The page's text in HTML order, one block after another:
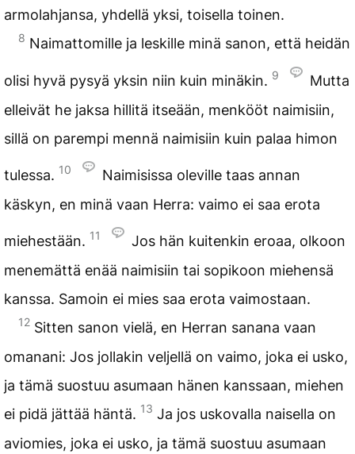
armolahjansa, yhdellä yksi, toisella toinen.
8 Naimattomille ja leskille minä sanon, että heidän
olisi hyvä pysyä yksin niin kuin minäkin. 9
Mutta
elleivät he jaksa hillitä itseään, menkööt naimisiin,
sillä on parempi mennä naimisiin kuin palaa himon
tulessa. 10
Naimisissa oleville taas annan
käskyn, en minä vaan Herra: vaimo ei saa erota
miehestään. 11
Jos hän kuitenkin eroaa, olkoon
menemättä enää naimisiin tai sopikoon miehensä
kanssa. Samoin ei mies saa erota vaimostaan.
12 Sitten sanon vielä, en Herran sanana vaan
omanani: Jos jollakin veljellä on vaimo, joka ei usko,
ja tämä suostuu asumaan hänen kanssaan, miehen
ei pidä jättää häntä. 13 Ja jos uskovalla naisella on
aviomies, joka ei usko, ja tämä suostuu asumaan